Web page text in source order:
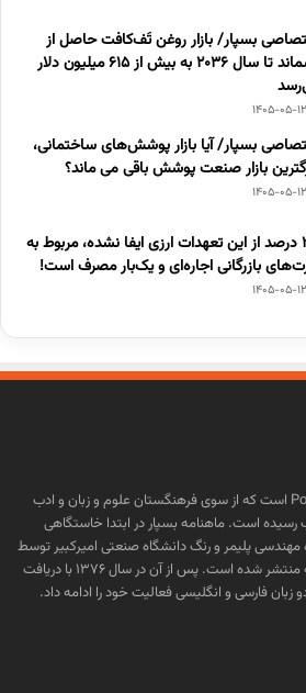
بسپار/ بازار روغن تَف‌کافت حاصل از
پسماند تا سال ۲۰۳۶ به بیش از ۶۱۵ میلیون دلار
1405-05-12
بسپار/ آیا بازار پوشش‌های ساختمانی،
بازار صنعت پوشش باقی می ماند؟
1405-05-12
۳۵ درصد از این تعهدات ارزی ایفا نشده، مربوط به
بازرگانی اجاره‌ای و یک‌بار مصرف است!
1405-05-12
“بسپار” برابرنهاده واژه Polymer است که از سوی فرهنگستان علوم و زبان و ادب
رسیده است. ماهنامه بسپار در ابتدا خاستگاهی
پلیمر و رنگ دانشگاه صنعتی امیرکبیر توسط
گروهی از دانشجویان این رشته منتشر شده است. پس از آن در سال ۱۳۷۶ با دریافت
زبان فارسی و انگلیسی فعالیت خود را ادامه داد.